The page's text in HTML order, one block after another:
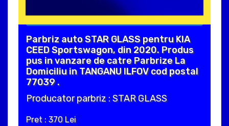
Parbriz auto STAR GLASS pentru KIA
CEED Sportswagon, din 2020. Produs
pus in vanzare de catre Parbrize La
Domiciliu in TANGANU ILFOV cod postal
77039 .
Producator parbriz : STAR GLASS
Pret : 370 Lei